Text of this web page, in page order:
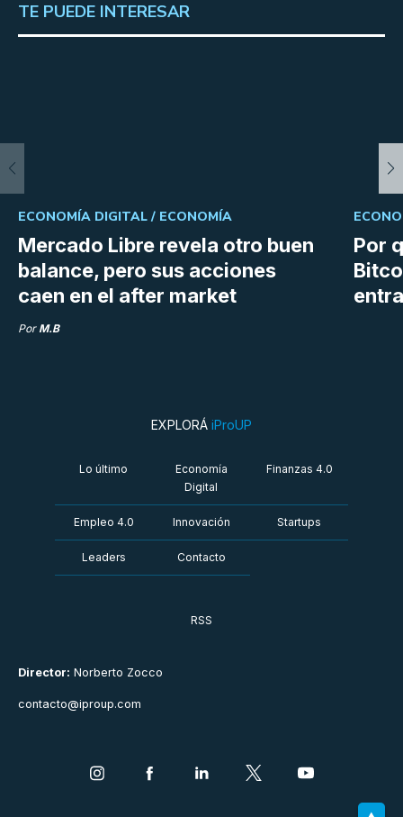
TE PUEDE INTERESAR
Mercado Libre revela otro buen
balance, pero sus acciones
caen en el after market
ECONOMÍA DIGITAL / ECONOMÍA
Por M.B
Por
Director: Norberto Zocco
contacto@iproup.com
EXPLORÁ iProUP
Lo último
Economía
Digital
Finanzas 4.0
Empleo 4.0 Innovación Startups
Leaders Contacto
RSS